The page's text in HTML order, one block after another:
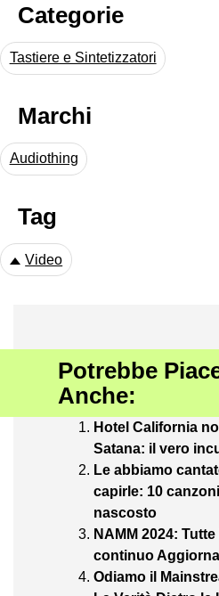
Categorie
Tastiere e Sintetizzatori
Marchi
Audiothing
Tag
Video
Potrebbe
Anche:
Hotel California
Satana: il vero
Le abbiamo
capirle: 10
nascosto
NAMM 2024:
continuo
Odiamo il